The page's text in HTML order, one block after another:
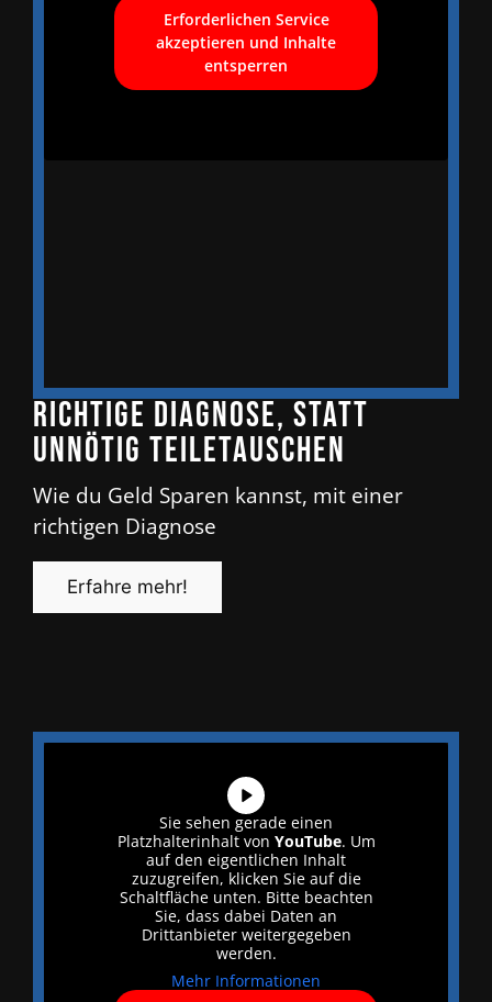
Richtige Diagnose, statt
unnötig Teiletauschen
Wie du Geld Sparen kannst, mit einer
richtigen Diagnose
Erfahre mehr!
Erforderlichen Service
akzeptieren und Inhalte
entsperren
Sie sehen gerade einen
Platzhalterinhalt von YouTube. Um
auf den eigentlichen Inhalt
zuzugreifen, klicken Sie auf die
Schaltfläche unten. Bitte beachten
Sie, dass dabei Daten an
Drittanbieter weitergegeben
werden.
Mehr Informationen